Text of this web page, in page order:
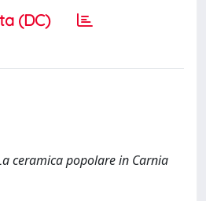
(DC)
ceramica popolare in Carnia